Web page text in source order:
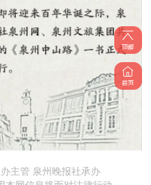
主管 泉州晚报社承办